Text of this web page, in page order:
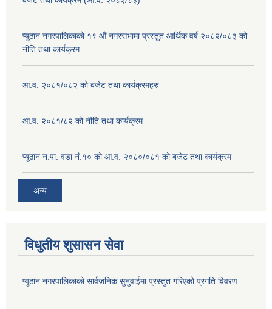
प्यूठान नगरपालिकाको १९ औं नगरसभामा प्रस्तुत आर्थिक वर्ष २०८२/०८३ को
नीति तथा कार्यक्रम
आ.व. २०८१/०८२ को बजेट तथा कार्यक्रमहरु
आ.व. २०८१/८२ को नीति तथा कार्यक्रम
प्यूठान न.पा. वडा नं.१० को आ.व. २०८०/०८१ को बजेट तथा कार्यक्रम
अन्य
विधुतीय शुसासन सेवा
प्यूठान नगरपालिकाको सार्वजनिक सुनुवाईमा प्रस्तुत गरिएको प्रगति विवरण